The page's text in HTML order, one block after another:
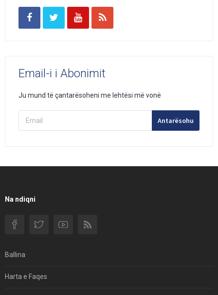
Email-i i Abonimit
Ju mund të çantarësoheni me lehtësi më vonë
Antarësohu
Na ndiqni
Ballina
Harta e Faqes